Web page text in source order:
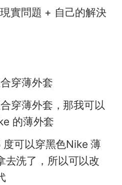
實問題 + 自己的解決
穿薄外套
穿薄外套，那我可以
的薄外套
可以穿黑色Nike 薄
去洗了，所以可以改